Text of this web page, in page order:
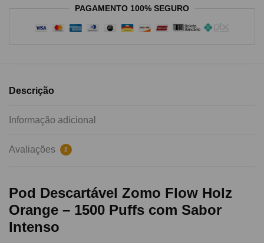
PAGAMENTO 100% SEGURO
Descrição
Informação adicional
Avaliações 2
Pod Descartável Zomo Flow Holz
Orange – 1500 Puffs com Sabor
Intenso